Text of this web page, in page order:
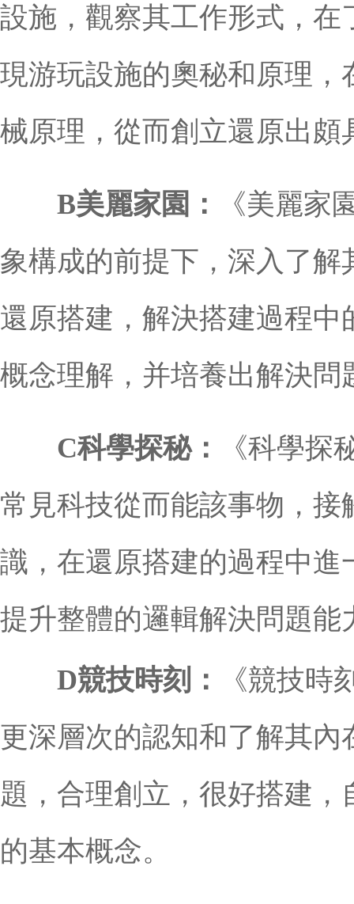
設施，觀察其工作形式，
現游玩設施的奧秘和原理
械原理，從而創立還原出頗
B美麗家園：
《美麗家
象構成的前提下，深入了
還原搭建，解決搭建過程
概念理解，并培養出解決
C科學探秘：
《科學探
常見科技從而能該事物，
識，在還原搭建的過程中
提升整體的邏輯解決問題能
D競技時刻：
《競技時
更深層次的認知和了解其
題，合理創立，很好搭建
的基本概念。